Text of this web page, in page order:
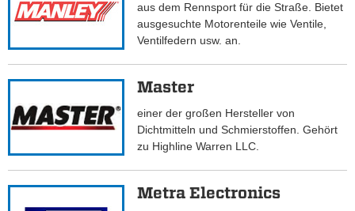
aus dem Rennsport für die Straße. Bietet
ausgesuchte Motorenteile wie Ventile,
Ventilfedern usw. an.
Master
einer der großen Hersteller von
Dichtmitteln und Schmierstoffen. Gehört
zu Highline Warren LLC.
Metra Electronics